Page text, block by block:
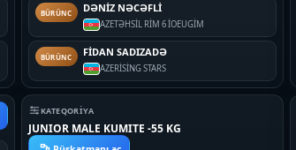
BÜRÜNC DƏNİZ NƏCƏFLİ
AZETƏHSİL RİM 6 İOEUGİM
BÜRÜNC FİDAN SADIZADƏ
AZERİSİNG STARS
KATEQORIYA
JUNIOR MALE KUMITE -55 KG